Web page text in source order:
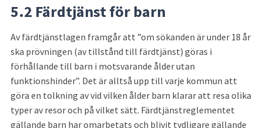
5.2 Färdtjänst för barn
Av färdtjänstlagen framgår att ”om sökanden är under 18 år
ska prövningen (av tillstånd till färdtjänst) göras i
förhållande till barn i motsvarande ålder utan
funktionshinder”. Det är alltså upp till varje kommun att
göra en tolkning av vid vilken ålder barn klarar att resa olika
typer av resor och på vilket sätt. Färdtjänstreglementet
gällande barn har omarbetats och blivit tydligare gällande